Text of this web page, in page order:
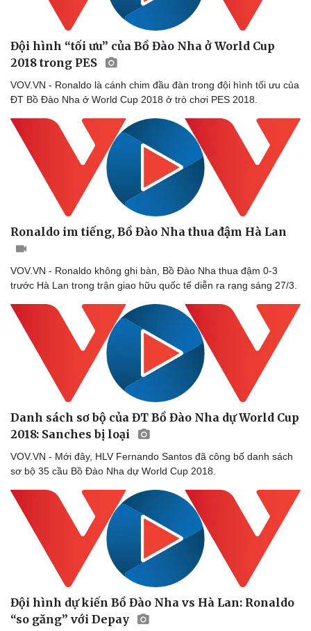
Đội hình “tối ưu” của Bồ Đào Nha ở World Cup
2018 trong PES
VOV.VN - Ronaldo là cánh chim đầu đàn trong đội hình tối ưu của
ĐT Bồ Đào Nha ở World Cup 2018 ở trò chơi PES 2018.
Ronaldo im tiếng, Bồ Đào Nha thua đậm Hà Lan
VOV.VN - Ronaldo không ghi bàn, Bồ Đào Nha thua đậm 0-3
trước Hà Lan trong trận giao hữu quốc tế diễn ra rạng sáng 27/3.
Danh sách sơ bộ của ĐT Bồ Đào Nha dự World Cup
2018: Sanches bị loại
VOV.VN - Mới đây, HLV Fernando Santos đã công bố danh sách
sơ bộ 35 cầu Bồ Đào Nha dự World Cup 2018.
Đội hình dự kiến Bồ Đào Nha vs Hà Lan: Ronaldo
“so găng” với Depay